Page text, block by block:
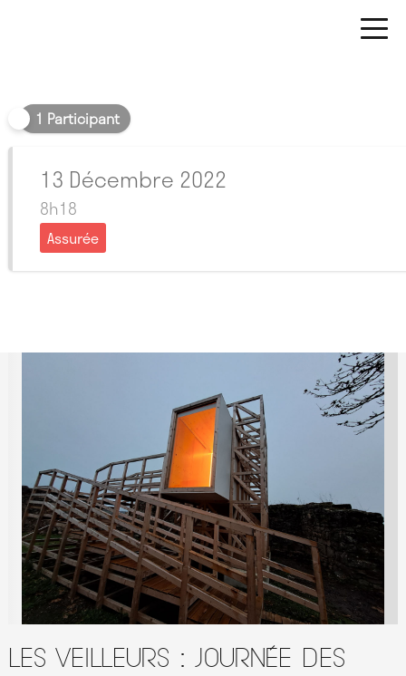
1 Participant
13 Décembre 2022
8h18
Assurée
Les Veilleurs : journée des